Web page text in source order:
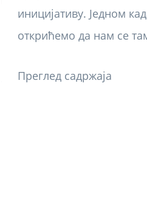
иницијативу. Једном
открићемо да нам се
Преглед садржаја